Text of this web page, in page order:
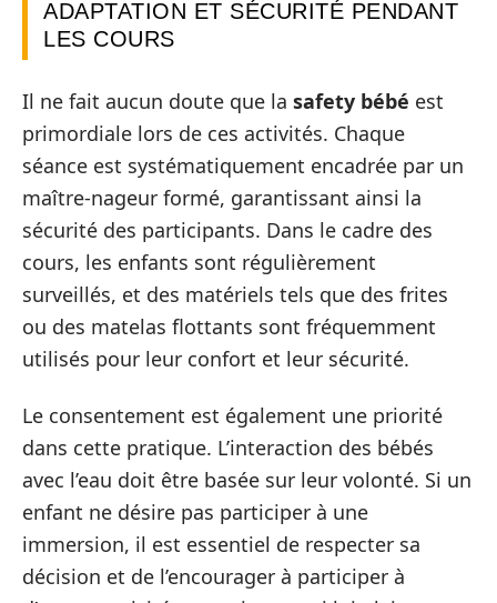
ADAPTATION ET SÉCURITÉ PENDANT
LES COURS
Il ne fait aucun doute que la safety bébé est
primordiale lors de ces activités. Chaque
séance est systématiquement encadrée par un
maître-nageur formé, garantissant ainsi la
sécurité des participants. Dans le cadre des
cours, les enfants sont régulièrement
surveillés, et des matériels tels que des frites
ou des matelas flottants sont fréquemment
utilisés pour leur confort et leur sécurité.
Le consentement est également une priorité
dans cette pratique. L’interaction des bébés
avec l’eau doit être basée sur leur volonté. Si un
enfant ne désire pas participer à une
immersion, il est essentiel de respecter sa
décision et de l’encourager à participer à